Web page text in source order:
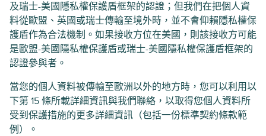
及瑞士-美國隱私權保護盾框架的認證；但我們在把個人資
料從歐盟、英國或瑞士傳輸至境外時，並不會仰賴隱私權保
護盾作為合法機制。如果接收方位在美國，則該接收方可能
是歐盟-美國隱私權保護盾或瑞士-美國隱私權保護盾框架的
認證參與者。
當您的個人資料被傳輸至歐洲以外的地方時，您可以利用以
下第 15 條所載詳細資訊與我們聯絡，以取得您個人資料所
受到保護措施的更多詳細資訊（包括一份標準契約條款範
例）。